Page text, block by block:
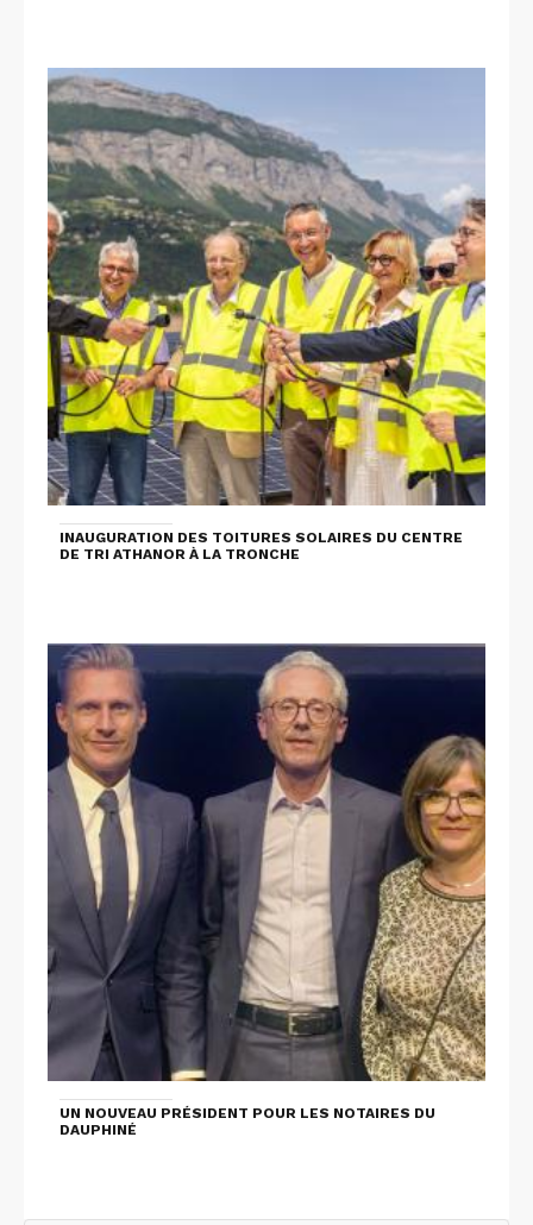
INAUGURATION DES TOITURES SOLAIRES DU CENTRE
DE TRI ATHANOR À LA TRONCHE
UN NOUVEAU PRÉSIDENT POUR LES NOTAIRES DU
DAUPHINÉ